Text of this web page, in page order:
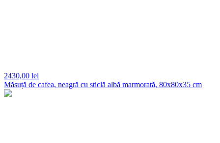
2430,00 lei
Măsuță de cafea, neagră cu sticlă albă marmorată, 80x80x35 cm